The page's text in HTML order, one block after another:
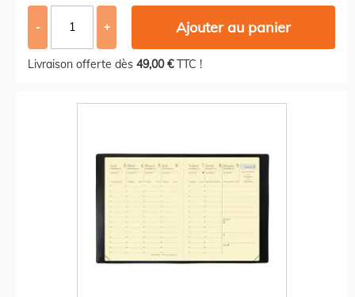
- + Ajouter au panier
Livraison offerte dès 49,00 €TTC !